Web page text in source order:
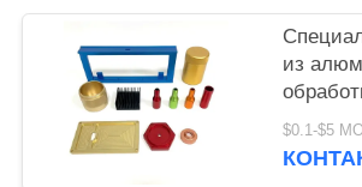
из
$0.1-$5